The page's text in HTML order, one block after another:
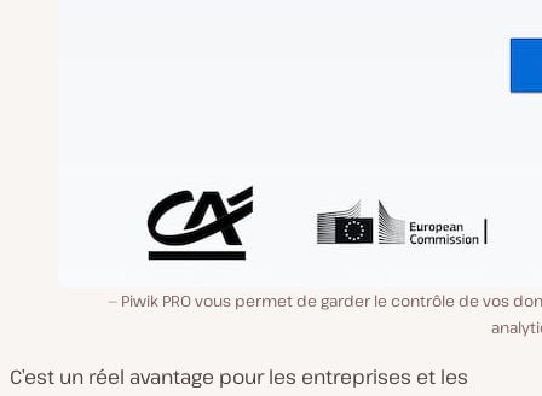
Piwik PRO vous permet de garder le contrôle de vos
C’est un réel avantage pour les entreprises et les